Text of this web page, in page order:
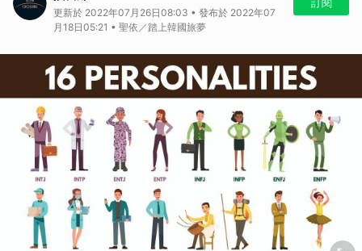
更新於 2022年07月26日08:03 • 發布於 2022年07
月18日05:21 • 聖依／踏上韓國旅夢